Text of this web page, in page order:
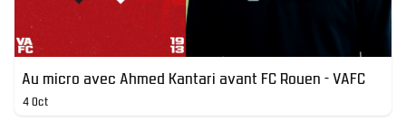
Au micro avec Ahmed Kantari avant FC Rouen - VAFC
4 Oct